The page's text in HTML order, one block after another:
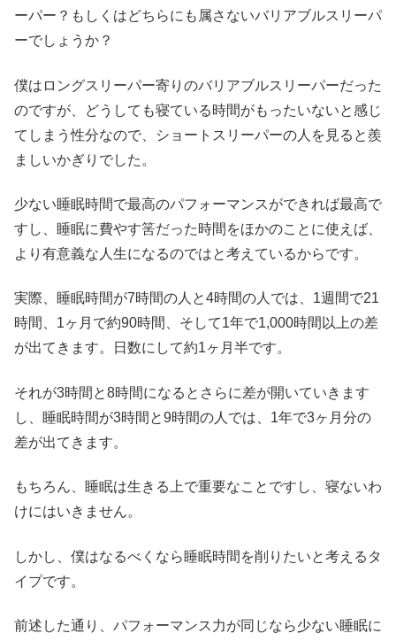
ーパー？もしくはどちらにも属さないバリアブルスリーパ
ーでしょうか？
僕はロングスリーパー寄りのバリアブルスリーパーだった
のですが、どうしても寝ている時間がもったいないと感じ
てしまう性分なので、ショートスリーパーの人を見ると羨
ましいかぎりでした。
少ない睡眠時間で最高のパフォーマンスができれば最高で
すし、睡眠に費やす筈だった時間をほかのことに使えば、
より有意義な人生になるのではと考えているからです。
実際、睡眠時間が7時間の人と4時間の人では、1週間で21
時間、1ヶ月で約90時間、そして1年で1,000時間以上の差
が出てきます。日数にして約1ヶ月半です。
それが3時間と8時間になるとさらに差が開いていきます
し、睡眠時間が3時間と9時間の人では、1年で3ヶ月分の
差が出てきます。
もちろん、睡眠は生きる上で重要なことですし、寝ないわ
けにはいきません。
しかし、僕はなるべくなら睡眠時間を削りたいと考えるタ
イプです。
前述した通り、パフォーマンス力が同じなら少ない睡眠に